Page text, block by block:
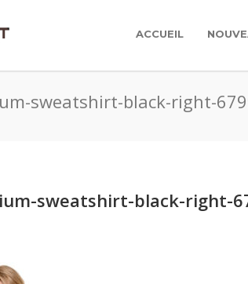
ACCUEIL
sweatshirt-black-right-
sweatshirt-black-right-